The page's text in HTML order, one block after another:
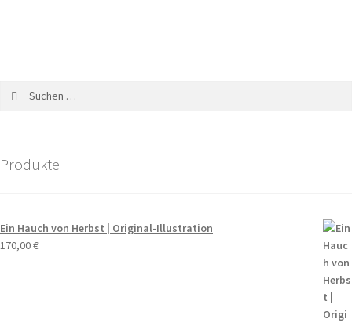
Produkte
Ein Hauch von Herbst | Original-Illustration
170,00€